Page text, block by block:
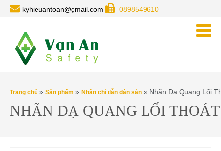
kyhieuantoan@gmail.com 0898549610
Trang chủ » Sản phẩm » Nhãn chỉ dẫn dán sàn » Nhãn Dạ Quang Lối
NHÃN DẠ QUANG LỐI